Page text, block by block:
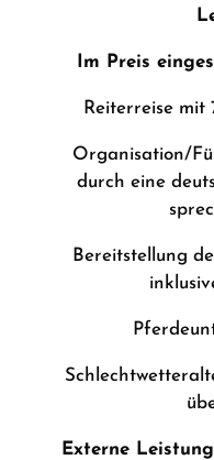
Im Preis
Reiterreise mit
Organisation/
durch eine
Bereitstellung
Externe